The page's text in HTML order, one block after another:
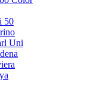
50
Uni